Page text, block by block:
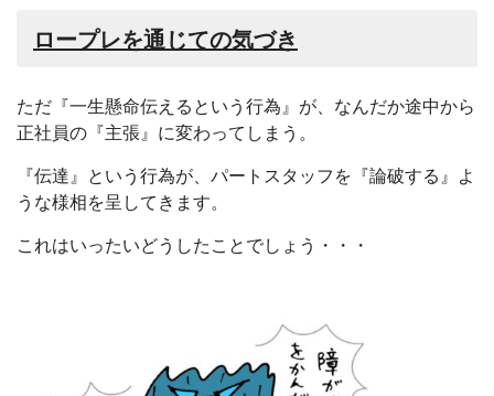
ロープレを通じての気づき
ただ『一生懸命伝えるという行為』が、なんだか途中から
正社員の『主張』に変わってしまう。
『伝達』という行為が、パートスタッフを『論破する』よ
うな様相を呈してきます。
これはいったいどうしたことでしょう・・・